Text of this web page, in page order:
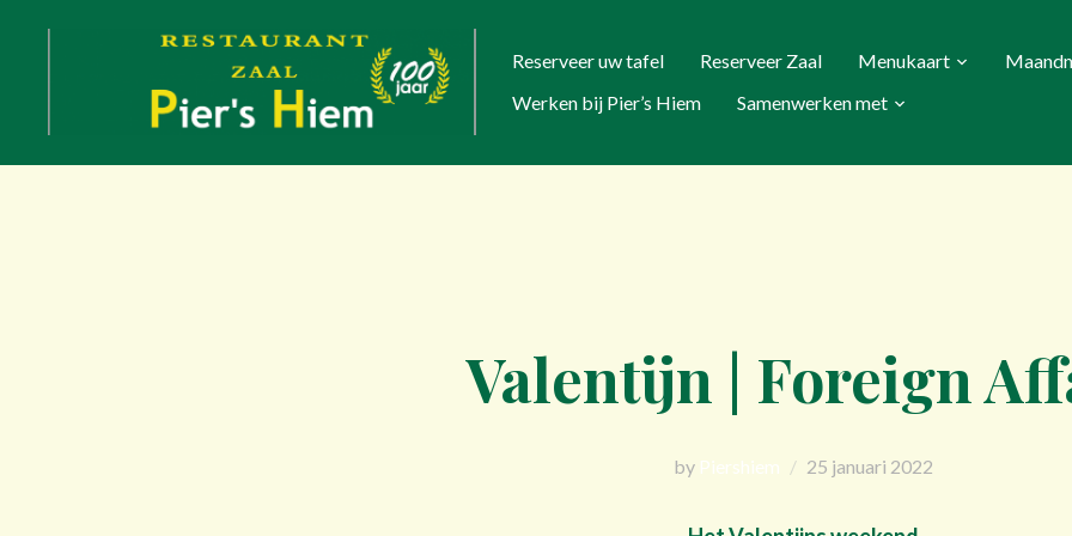
Reserveer uw tafel Reserveer Zaal Menukaart
Werken bij Pier’s Hiem
Samenwerken met
Valentijn | Foreign
by Piershiem 25 januari 2022